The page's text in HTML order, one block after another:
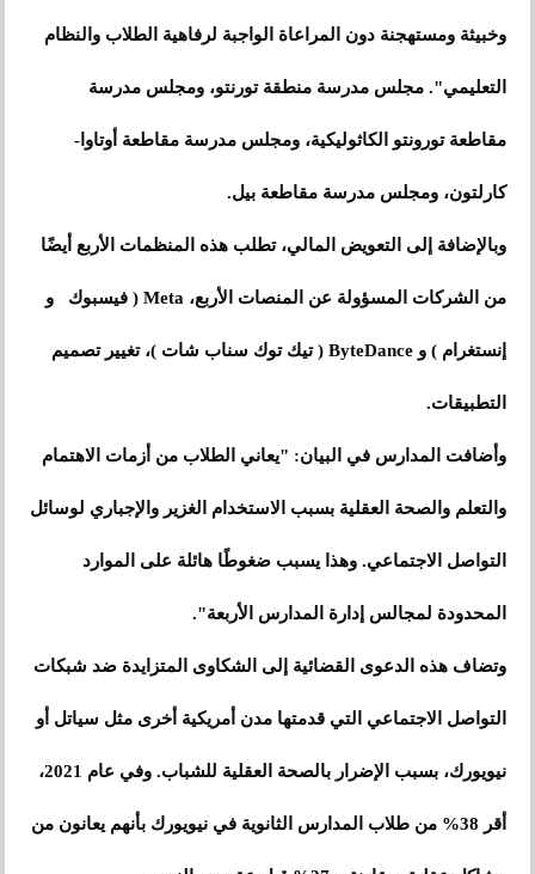
وخبيثة ومستهجنة دون المراعاة الواجبة لرفاهية الطلاب والنظام
التعليمي". مجلس مدرسة منطقة تورنتو، ومجلس مدرسة
مقاطعة تورونتو الكاثوليكية، ومجلس مدرسة مقاطعة أوتاوا-
كارلتون، ومجلس مدرسة مقاطعة بيل.
وبالإضافة إلى التعويض المالي، تطلب هذه المنظمات الأربع أيضًا
من الشركات المسؤولة عن المنصات الأربع، Meta ( فيسبوك و
إنستغرام ) و ByteDance ( تيك توك سناب شات )، تغيير تصميم
التطبيقات.
وأضافت المدارس في البيان: "يعاني الطلاب من أزمات الاهتمام
والتعلم والصحة العقلية بسبب الاستخدام الغزير والإجباري لوسائل
التواصل الاجتماعي. وهذا يسبب ضغوطًا هائلة على الموارد
المحدودة لمجالس إدارة المدارس الأربعة".
وتضاف هذه الدعوى القضائية إلى الشكاوى المتزايدة ضد شبكات
التواصل الاجتماعي التي قدمتها مدن أمريكية أخرى مثل سياتل أو
نيويورك، بسبب الإضرار بالصحة العقلية للشباب. وفي عام 2021،
أقر 38% من طلاب المدارس الثانوية في نيويورك بأنهم يعانون من